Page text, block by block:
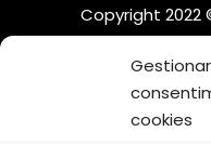
cookies
Copyright 2022